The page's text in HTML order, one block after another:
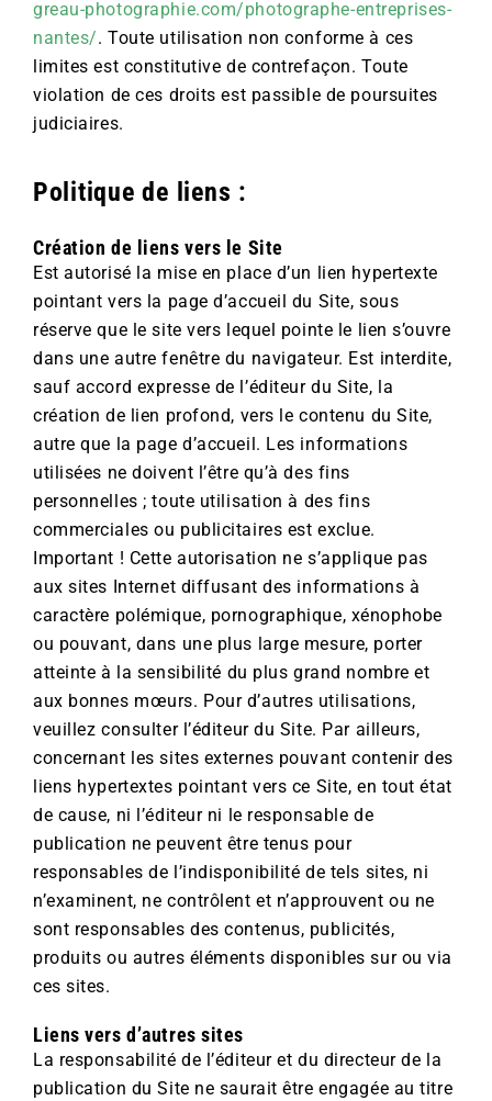
greau-photographie.com/photographe-entreprises-
nantes/. Toute utilisation non conforme à ces
limites est constitutive de contrefaçon. Toute
violation de ces droits est passible de poursuites
judiciaires.
Politique de liens :
Création de liens vers le Site
Est autorisé la mise en place d’un lien hypertexte
pointant vers la page d’accueil du Site, sous
réserve que le site vers lequel pointe le lien s’ouvre
dans une autre fenêtre du navigateur. Est interdite,
sauf accord expresse de l’éditeur du Site, la
création de lien profond, vers le contenu du Site,
autre que la page d’accueil. Les informations
utilisées ne doivent l’être qu’à des fins
personnelles ; toute utilisation à des fins
commerciales ou publicitaires est exclue.
Important ! Cette autorisation ne s’applique pas
aux sites Internet diffusant des informations à
caractère polémique, pornographique, xénophobe
ou pouvant, dans une plus large mesure, porter
atteinte à la sensibilité du plus grand nombre et
aux bonnes mœurs. Pour d’autres utilisations,
veuillez consulter l’éditeur du Site. Par ailleurs,
concernant les sites externes pouvant contenir des
liens hypertextes pointant vers ce Site, en tout état
de cause, ni l’éditeur ni le responsable de
publication ne peuvent être tenus pour
responsables de l’indisponibilité de tels sites, ni
n’examinent, ne contrôlent et n’approuvent ou ne
sont responsables des contenus, publicités,
produits ou autres éléments disponibles sur ou via
ces sites.
Liens vers d’autres sites
La responsabilité de l’éditeur et du directeur de la
publication du Site ne saurait être engagée au titre